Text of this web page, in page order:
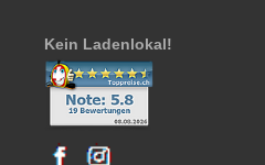
Kein Ladenlokal!